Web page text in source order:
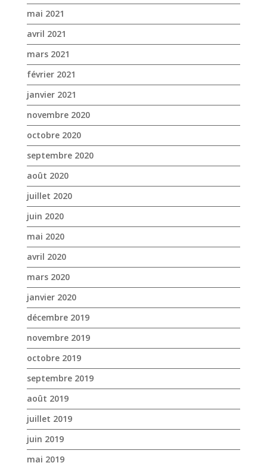
mai 2021
avril 2021
mars 2021
février 2021
janvier 2021
novembre 2020
octobre 2020
septembre 2020
août 2020
juillet 2020
juin 2020
mai 2020
avril 2020
mars 2020
janvier 2020
décembre 2019
novembre 2019
octobre 2019
septembre 2019
août 2019
juillet 2019
juin 2019
mai 2019